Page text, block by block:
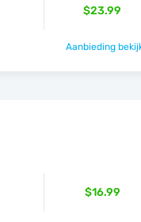
$23.99
Aanbieding
$16.99